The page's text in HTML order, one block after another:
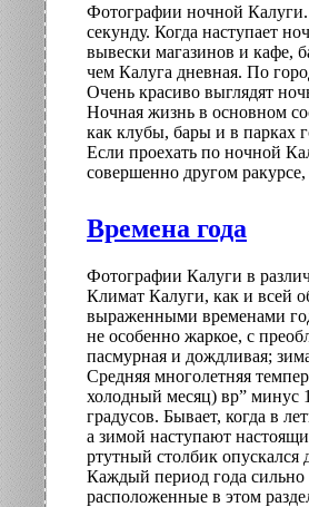
Фотографии ночной Калуги.
секунду. Когда наступает
вывески магазинов и кафе,
чем Калуга дневная. По
Очень красиво выглядят
Ночная жизнь в основном
как клубы, бары и в парках
Если проехать по ночной
совершенно другом
Времена года
Фотографии Калуги в
Климат Калуги, как и всей
выраженными временами
не особенно жаркое, с
пасмурная и дождливая;
Средняя многолетняя
холодный месяц) вр” минус
градусов. Бывает, когда в
а зимой наступают
ртутный столбик опускался
Каждый период года сильно
расположенные в этом